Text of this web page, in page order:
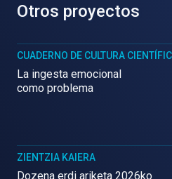
Otros proyectos
CUADERNO DE CULTURA
La ingesta emocional
como problema
ZIENTZIA KAIERA
Dozena erdi ariketa 2026ko